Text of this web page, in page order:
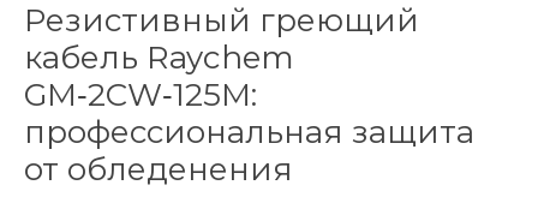
Резистивный греющий
кабель Raychem
GM‑2CW‑125M:
профессиональная защита
от обледенения